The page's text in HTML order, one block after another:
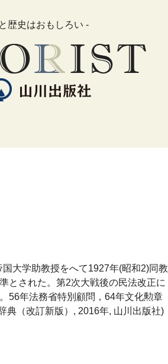
歴史はおもしろい -
大学助教授をへて1927年(昭和2)同教
とされた。第2次大戦後の民法改正に
56年法務省特別顧問，64年文化勲章
典（改訂新版）, 2016年, 山川出版社)